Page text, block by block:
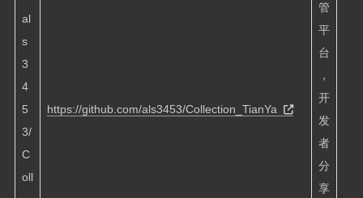
al
s
3
4
5
3/
C
oll
https://github.com/als3453/Collection_TianYa
管
平
台
，
开
发
者
分
享